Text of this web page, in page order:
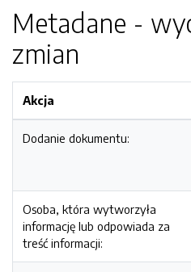
Metadane -
zmian
Akcja
Dodanie dokumentu:
Osoba, która wytworzyła
informację lub odpowiada za
treść informacji: